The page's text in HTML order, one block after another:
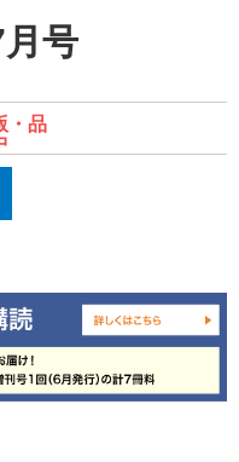
号
・品